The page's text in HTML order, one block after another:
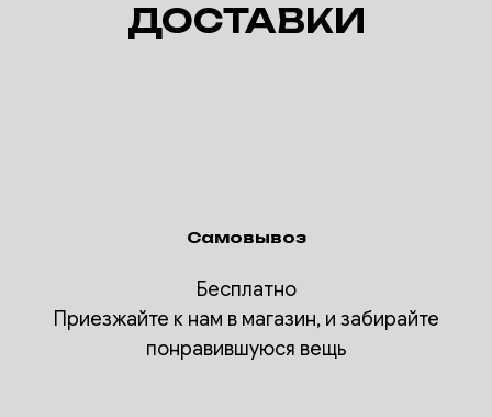
ДОСТАВКИ
Самовывоз
Бесплатно
Приезжайте к нам в магазин, и забирайте
понравившуюся вещь